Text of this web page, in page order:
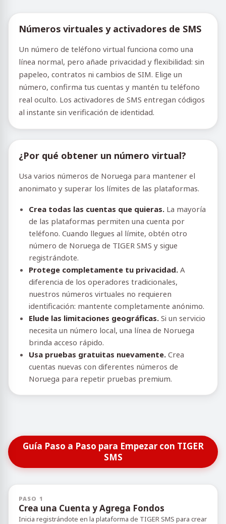
Números virtuales y activadores de SMS
Un número de teléfono virtual funciona como una
línea normal, pero añade privacidad y flexibilidad: sin
papeleo, contratos ni cambios de SIM. Elige un
número, confirma tus cuentas y mantén tu teléfono
real oculto. Los activadores de SMS entregan códigos
al instante sin verificación de identidad.
¿Por qué obtener un número virtual?
Usa varios números de Noruega para mantener el
anonimato y superar los límites de las plataformas.
Crea todas las cuentas que quieras. La mayoría
de las plataformas permiten una cuenta por
teléfono. Cuando llegues al límite, obtén otro
número de Noruega de TIGER SMS y sigue
registrándote.
Protege completamente tu privacidad. A
diferencia de los operadores tradicionales,
nuestros números virtuales no requieren
identificación: mantente completamente anónimo.
Elude las limitaciones geográficas. Si un servicio
necesita un número local, una línea de Noruega
brinda acceso rápido.
Usa pruebas gratuitas nuevamente. Crea
cuentas nuevas con diferentes números de
Noruega para repetir pruebas premium.
Guía Paso a Paso para Empezar con TIGER
SMS
PASO 1
Crea una Cuenta y Agrega Fondos
Inicia registrándote en la plataforma de TIGER SMS para crear